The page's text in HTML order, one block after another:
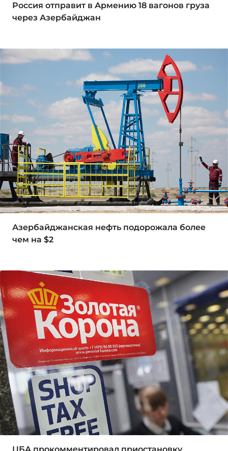
Россия отправит в Армению 18 вагонов груза
через Азербайджан
Азербайджанская нефть подорожала более
чем на $2
ЦБА прокомментировал приостановку